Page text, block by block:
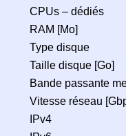
CPUs – dédiés
RAM [Mo]
Type disque
Taille disque [Go]
Bande passante
Vitesse réseau
IPv4